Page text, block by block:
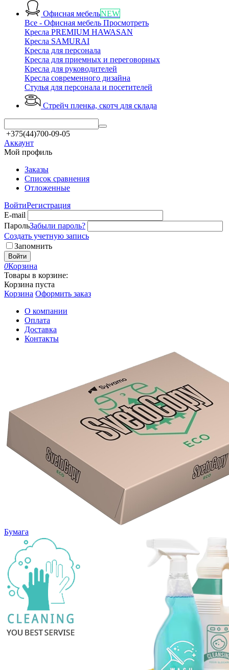
Офисная мебельNEW
Все - Офисная мебель Просмотреть
Кресла PREMIUM HAWASAN
Кресла SAMURAI
Кресла для персонала
Кресла для приемных и переговорных
Кресла для руководителей
Кресла современного дизайна
Стулья для персонала и посетителей
Стрейч пленка, скотч для склада
+375(44)700-09-05
Аккаунт
Мой профиль
Заказы
Список сравнения
Отложенные
ВойтиРегистрация
E-mail
ПарольЗабыли пароль?
Создать учетную запись
Запомнить
Войти
0Корзина
Товары в корзине:
Корзина пуста
Корзина Оформить заказ
О компании
Оплата
Доставка
Контакты
Бумага